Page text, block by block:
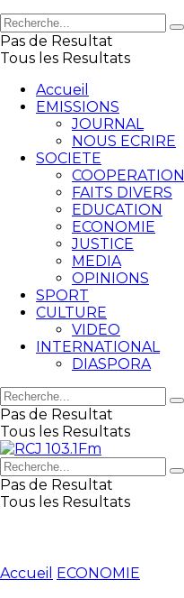
Pas de Resultat
Tous les Resultats
Accueil
EMISSIONS
JOURNAL
NOUS ECRIRE
SOCIETE
COOPERATION
FAITS DIVERS
EDUCATION
ECONOMIE
JUSTICE
MEDIA
OPINIONS
SPORT
CULTURE
VIDEO
INTERNATIONAL
DIASPORA
Pas de Resultat
Tous les Resultats
Pas de Resultat
Tous les Resultats
Accueil ECONOMIE